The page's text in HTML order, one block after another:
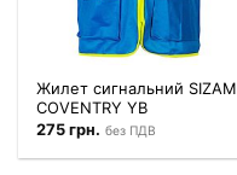
Жилет сигнальний SIZAM
COVENTRY YB
275грн. без ПДВ